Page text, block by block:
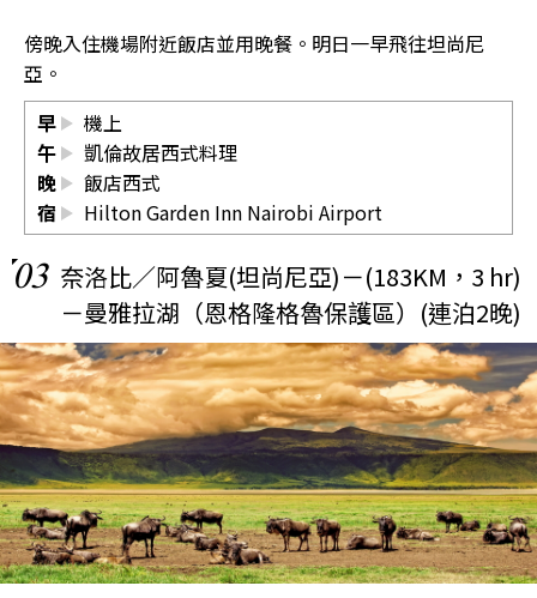
傍晚入住機場附近飯店並用晚餐。明日一早飛往坦尚尼
亞。
早
機上
午
凱倫故居西式料理
晚
飯店西式
宿
Hilton Garden Inn Nairobi Airport
03 奈洛比／阿魯夏(坦尚尼亞)－(183KM，3 hr)
－曼雅拉湖（恩格隆格魯保護區）(連泊2晚)